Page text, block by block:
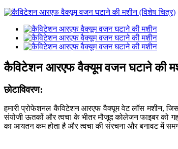
कैविटेशन आरएफ वैक्यूम वजन घटाने की
छोटाविवरण:
हमारी प्रोफेशनल कैविटेशन आरएफ वैक्यूम वेट लॉस मशीन,
संयोजी ऊतकों और त्वचा के भीतर मौजूद कोलेजन फाइबर को
का आयतन कम होता है और त्वचा की संरचना और बनावट में